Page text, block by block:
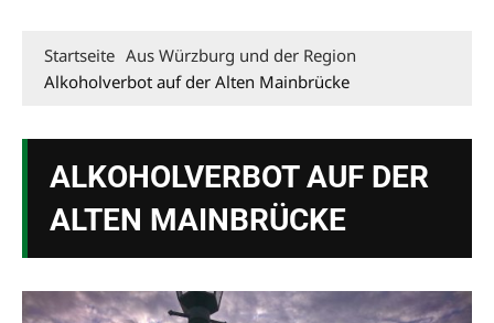
Startseite Aus Würzburg und der Region
Alkoholverbot auf der Alten Mainbrücke
ALKOHOLVERBOT AUF DER
ALTEN MAINBRÜCKE